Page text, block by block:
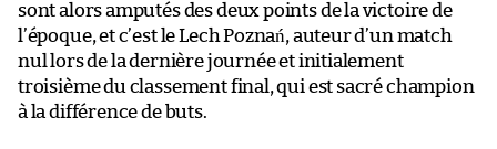
sont alors amputés des deux points de la victoire de
l’époque, et c’est le Lech Poznań, auteur d’un match
nul lors de la dernière journée et initialement
troisième du classement final, qui est sacré champion
à la différence de buts.